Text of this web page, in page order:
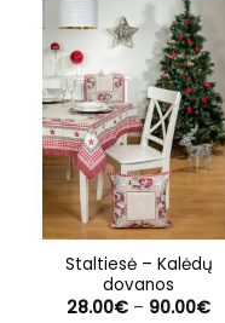
Staltiesė – Kalėdų
dovanos
28.00€ – 90.00€